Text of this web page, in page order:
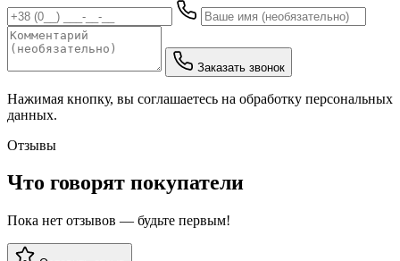
Заказать звонок
Нажимая кнопку, вы соглашаетесь на обработку персональных
данных.
Отзывы
Что говорят покупатели
Пока нет отзывов — будьте первым!